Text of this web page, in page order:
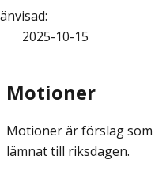
:
2025-10-15
Motioner
Motioner är förslag
lämnat till riksdagen.